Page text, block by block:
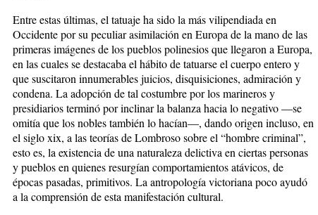
Entre estas últimas, el tatuaje ha sido la más vilipendiada en
Occidente por su peculiar asimilación en Europa de la mano de las
primeras imágenes de los pueblos polinesios que llegaron a Europa,
en las cuales se destacaba el hábito de tatuarse el cuerpo entero y
que suscitaron innumerables juicios, disquisiciones, admiración y
condena. La adopción de tal costumbre por los marineros y
presidiarios terminó por inclinar la balanza hacia lo negativo —se
omitía que los nobles también lo hacían—, dando origen incluso, en
el siglo xix, a las teorías de Lombroso sobre el “hombre criminal”,
esto es, la existencia de una naturaleza delictiva en ciertas personas
y pueblos en quienes resurgían comportamientos atávicos, de
épocas pasadas, primitivos. La antropología victoriana poco ayudó
a la comprensión de esta manifestación cultural.